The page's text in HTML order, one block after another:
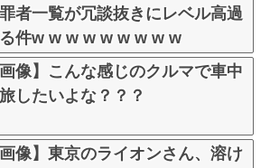
者一覧が冗談抜きにレベル高過
件w w w w w w w w w
画像】こんな感じのクルマで車中
したいよな？？？
画像】東京のライオンさん、溶け